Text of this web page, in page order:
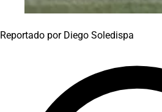
Reportado por Diego Soledispa